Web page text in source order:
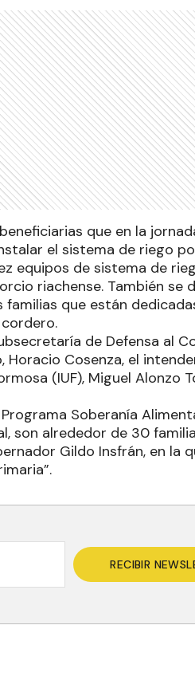
que en la
el sistema de riego
equipos de sistema de
riachense. También se
que están
de Defensa al
Cosenza, el
(IUF), Miguel Alonzo
Soberanía
son alrededor de 30
Gildo Insfrán, en la
RECIBIR